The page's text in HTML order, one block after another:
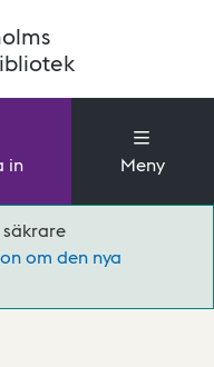
in Meny
säkrare
om den nya